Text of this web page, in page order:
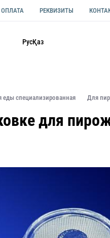
РЕКВИЗИТЫ
РусҚаз
еды специализированная Для
для